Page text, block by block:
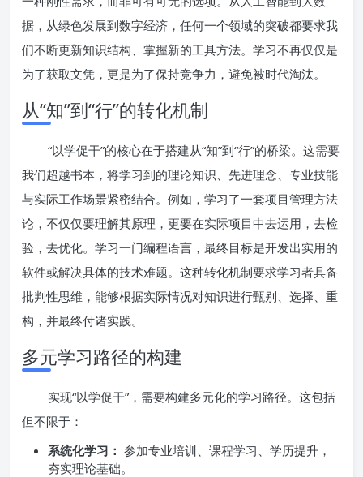
据，从绿色发展到数字经济，任何一个领域的突破都要求我
们不断更新知识结构、掌握新的工具方法。学习不再仅仅是
为了获取文凭，更是为了保持竞争力，避免被时代淘汰。
从“知”到“行”的转化机制
“以学促干”的核心在于搭建从“知”到“行”的桥梁。这需要
我们超越书本，将学习到的理论知识、先进理念、专业技能
与实际工作场景紧密结合。例如，学习了一套项目管理方法
论，不仅仅要理解其原理，更要在实际项目中去运用，去检
验，去优化。学习一门编程语言，最终目标是开发出实用的
软件或解决具体的技术难题。这种转化机制要求学习者具备
批判性思维，能够根据实际情况对知识进行甄别、选择、重
构，并最终付诸实践。
多元学习路径的构建
实现“以学促干”，需要构建多元化的学习路径。这包括
但不限于：
系统化学习： 参加专业培训、课程学习、学历提升，
夯实理论基础。